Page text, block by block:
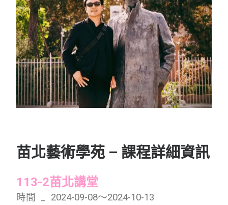
苗北藝術學苑 – 課程詳細資訊
113-2苗北講堂
時間 _ 2024-09-08～2024-10-13